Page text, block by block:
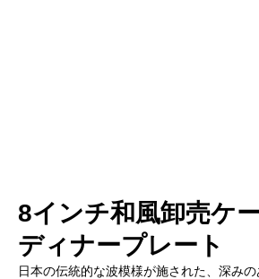
8インチ和風卸売ケ
ディナープレート
日本の伝統的な波模様が施された、深み